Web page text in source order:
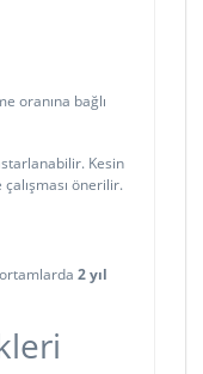
oranına bağlı
Kesin
önerilir.
2 yıl